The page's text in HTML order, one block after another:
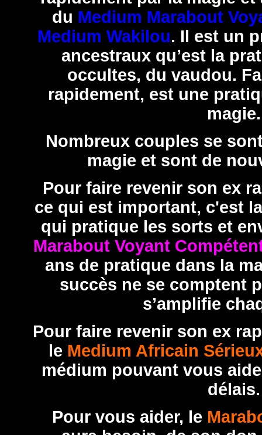
du Medium Marabout
Medium Wakilou. Il est un
ancestraux qu’est la
occultes, du vaudou.
rapidement, est une
magie.
Nombreux couples se
magie et sont de
Pour faire revenir son ex
ce qui est important, c'est
qui pratique les sorts et
Marabout Voyant
ans de pratique dans la
succès ne se comptent
s’amplifie
Pour faire revenir son ex
le Medium Africain
médium pouvant vous
délais.
Pour vous aider, le